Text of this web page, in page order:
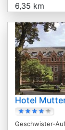
6,35 km
Hotel
Geschwister-